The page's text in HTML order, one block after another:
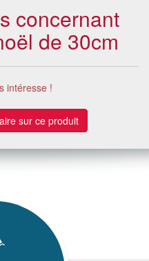
concernant
de 30cm
intéresse !
sur ce produit